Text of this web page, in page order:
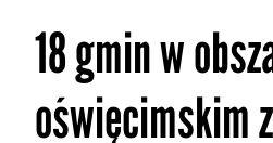
18 gmin w
oświęcimskim